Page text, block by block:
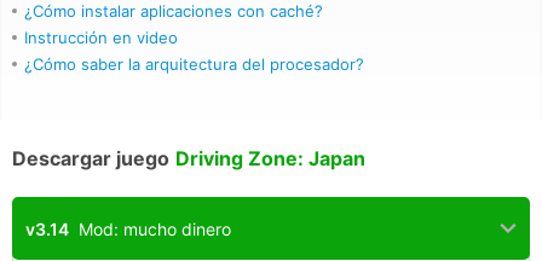
¿Cómo instalar aplicaciones con caché?
Instrucción en video
¿Cómo saber la arquitectura del procesador?
Descargar juego Driving Zone: Japan
v3.14 Mod: mucho dinero